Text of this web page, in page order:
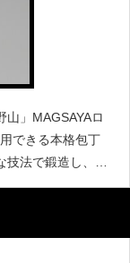
」MAGSAYAロ
できる本格包丁
技法で鍛造し、切
機能を備え、安全